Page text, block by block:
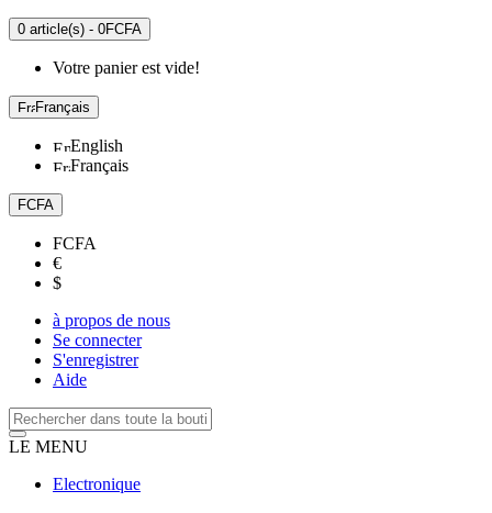
0 article(s) - 0FCFA
Votre panier est vide!
Français
English
Français
FCFA
FCFA
€
$
à propos de nous
Se connecter
S'enregistrer
Aide
LE MENU
Electronique